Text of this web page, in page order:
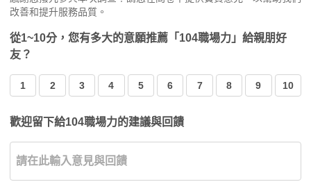
改善和提升服務品質。
從1~10分，您有多大的意願推薦「104職場力」給親朋好
友？
1 2 3 4 5 6 7 8 9 10
歡迎留下給104職場力的建議與回饋